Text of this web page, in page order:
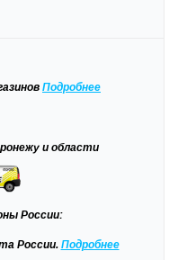
Подробнее
и области
России:
России. Подробнее